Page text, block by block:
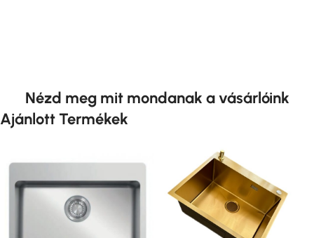
Nézd meg mit mondanak a vásárlóink
Ajánlott Termékek